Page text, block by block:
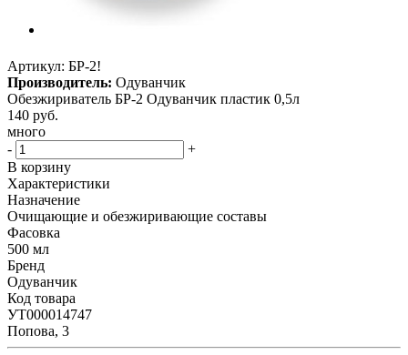
Артикул: БР-2!
Производитель: Одуванчик
Обезжириватель БР-2 Одуванчик пластик 0,5л
140 руб.
много
-
+
В корзину
Характеристики
Назначение
Очищающие и обезжиривающие составы
Фасовка
500 мл
Бренд
Одуванчик
Код товара
УТ000014747
Попова, 3